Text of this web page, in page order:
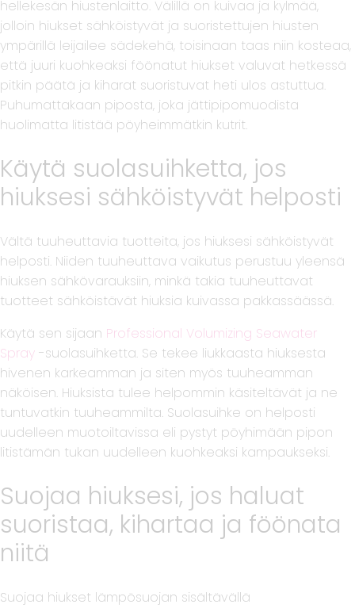
hellekesän hiustenlaitto. Välillä on kuivaa ja kylmää,
jolloin hiukset sähköistyvät ja suoristettujen hiusten
ympärillä leijailee sädekehä, toisinaan taas niin kosteaa,
että juuri kuohkeaksi föönatut hiukset valuvat hetkessä
pitkin päätä ja kiharat suoristuvat heti ulos astuttua.
Puhumattakaan piposta, joka jättipipomuodista
huolimatta litistää pöyheimmätkin kutrit.
Käytä suolasuihketta, jos
hiuksesi sähköistyvät helposti
Vältä tuuheuttavia tuotteita, jos hiuksesi sähköistyvät
helposti. Niiden tuuheuttava vaikutus perustuu yleensä
hiuksen sähkövarauksiin, minkä takia tuuheuttavat
tuotteet sähköistävät hiuksia kuivassa pakkassäässä.
Käytä sen sijaan Professional Volumizing Seawater
Spray -suolasuihketta. Se tekee liukkaasta hiuksesta
hivenen karkeamman ja siten myös tuuheamman
näköisen. Hiuksista tulee helpommin käsiteltävät ja ne
tuntuvatkin tuuheammilta. Suolasuihke on helposti
uudelleen muotoiltavissa eli pystyt pöyhimään pipon
litistämän tukan uudelleen kuohkeaksi kampaukseksi.
Suojaa hiuksesi, jos haluat
suoristaa, kihartaa ja föönata
niitä
Suojaa hiukset lämpösuojan sisältävällä